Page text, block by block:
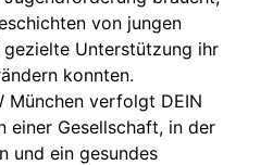
von jungen
gezielte Unterstützung ihr
konnten.
München verfolgt DEIN
einer Gesellschaft, in der
und ein gesundes